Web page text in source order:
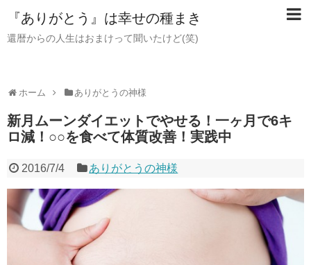
『ありがとう』は幸せの種まき
還暦からの人生はおまけって聞いたけど(笑)
ホーム ありがとうの神様
新月ムーンダイエットでやせる！一ヶ月で6キ
ロ減！○○を食べて体質改善！実践中
2016/7/4 ありがとうの神様